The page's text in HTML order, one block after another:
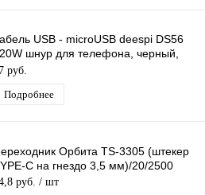
USB - microUSB deespi DS56
шнур для телефона, черный,
1м
руб.
Подробнее
Орбита TS-3305 (штекер
C на гнездо 3,5 мм)/20/2500
руб. / шт